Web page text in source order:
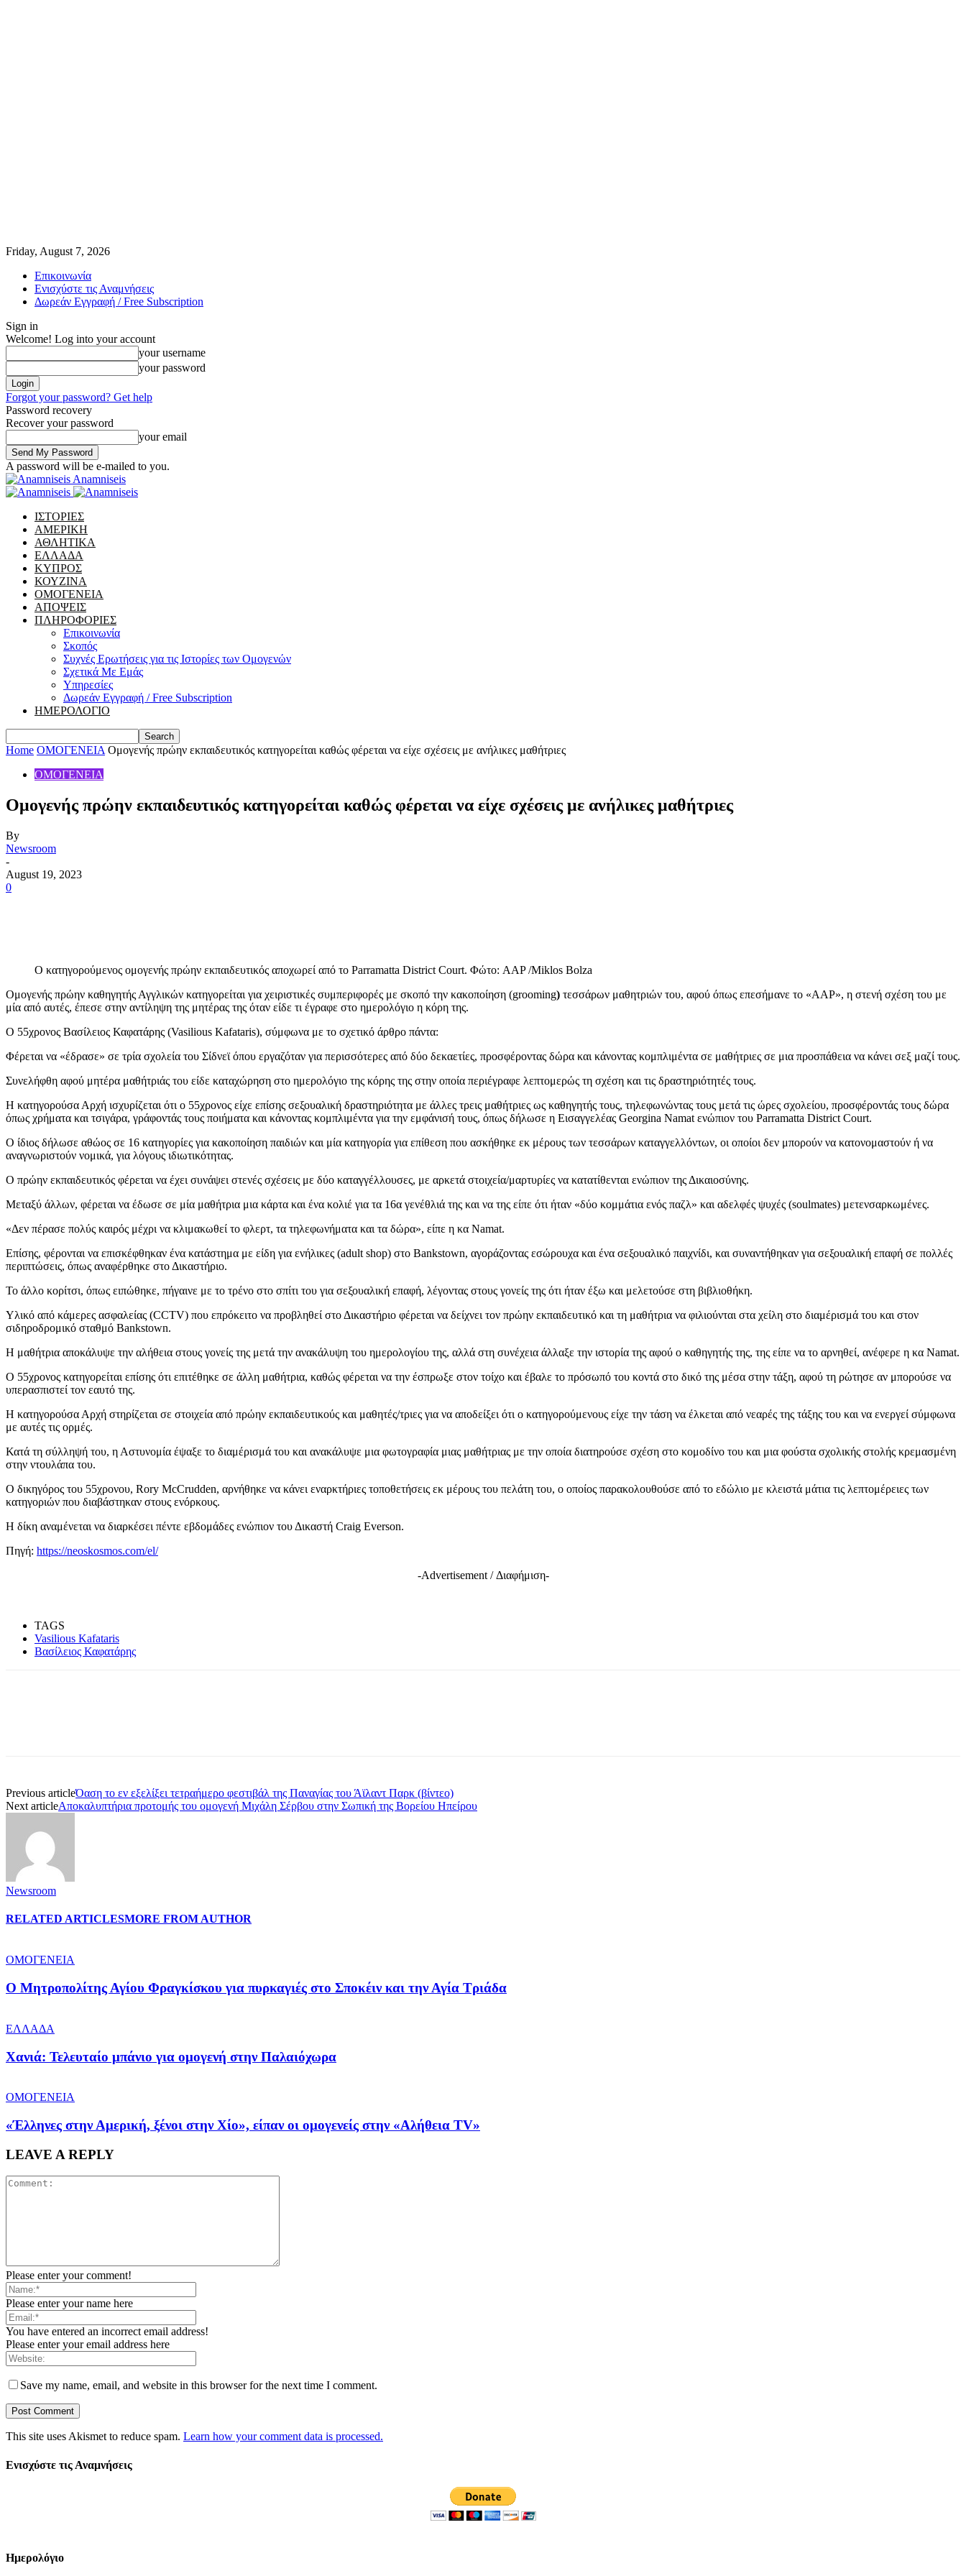
Friday, August 7, 2026
Επικοινωνία
Ενισχύστε τις Αναμνήσεις
Δωρεάν Εγγραφή / Free Subscription
Sign in
Welcome! Log into your account
your username
your password
Forgot your password? Get help
Password recovery
Recover your password
your email
A password will be e-mailed to you.
Anamniseis
ΙΣΤΟΡΙΕΣ
ΑΜΕΡΙΚΗ
ΑΘΛΗΤΙΚΑ
ΕΛΛΑΔΑ
ΚΥΠΡΟΣ
ΚΟΥΖΙΝΑ
ΟΜΟΓΕΝΕΙΑ
ΑΠΟΨΕΙΣ
ΠΛΗΡΟΦΟΡΙΕΣ
Επικοινωνία
Σκοπός
Συχνές Ερωτήσεις για τις Ιστορίες των Ομογενών
Σχετικά Με Εμάς
Υπηρεσίες
Δωρεάν Εγγραφή / Free Subscription
ΗΜΕΡΟΛΟΓΙΟ
Home ΟΜΟΓΕΝΕΙΑ Ομογενής πρώην εκπαιδευτικός κατηγορείται καθώς φέρεται να είχε σχέσεις με ανήλικες μαθήτριες
ΟΜΟΓΕΝΕΙΑ
Ομογενής πρώην εκπαιδευτικός κατηγορείται καθώς φέρεται να είχε σχέσεις με ανήλικες μαθήτριες
By
Newsroom
-
August 19, 2023
0
Ο κατηγορούμενος ομογενής πρώην εκπαιδευτικός αποχωρεί από το Parramatta District Court. Φώτο: AAP /Miklos Bolza
Ομογενής πρώην καθηγητής Αγγλικών κατηγορείται για χειριστικές συμπεριφορές με σκοπό την κακοποίηση (grooming) τεσσάρων μαθητριών του, αφού όπως επεσήμανε το «AAP», η στενή σχέση του με
μία από αυτές, έπεσε στην αντίληψη της μητέρας της όταν είδε τι έγραφε στο ημερολόγιο η κόρη της.
Ο 55χρονος Βασίλειος Καφατάρης (Vasilious Kafataris), σύμφωνα με το σχετικό άρθρο πάντα:
Φέρεται να «έδρασε» σε τρία σχολεία του Σίδνεϊ όπου εργαζόταν για περισσότερες από δύο δεκαετίες, προσφέροντας δώρα και κάνοντας κομπλιμέντα σε μαθήτριες σε μια προσπάθεια να κάνει σεξ μαζί τους.
Συνελήφθη αφού μητέρα μαθήτριάς του είδε καταχώρηση στο ημερολόγιο της κόρης της στην οποία περιέγραφε λεπτομερώς τη σχέση και τις δραστηριότητές τους.
Η κατηγορούσα Αρχή ισχυρίζεται ότι ο 55χρονος είχε επίσης σεξουαλική δραστηριότητα με άλλες τρεις μαθήτριες ως καθηγητής τους, τηλεφωνώντας τους μετά τις ώρες σχολείου, προσφέροντάς τους δώρα
όπως χρήματα και τσιγάρα, γράφοντάς τους ποιήματα και κάνοντας κομπλιμέντα για την εμφάνισή τους, όπως δήλωσε η Εισαγγελέας Georgina Namat ενώπιον του Parramatta District Court.
Ο ίδιος δήλωσε αθώος σε 16 κατηγορίες για κακοποίηση παιδιών και μία κατηγορία για επίθεση που ασκήθηκε εκ μέρους των τεσσάρων καταγγελλόντων, οι οποίοι δεν μπορούν να κατονομαστούν ή να
αναγνωριστούν νομικά, για λόγους ιδιωτικότητας.
Ο πρώην εκπαιδευτικός φέρεται να έχει συνάψει στενές σχέσεις με δύο καταγγέλλουσες, με αρκετά στοιχεία/μαρτυρίες να κατατίθενται ενώπιον της Δικαιοσύνης.
Μεταξύ άλλων, φέρεται να έδωσε σε μία μαθήτρια μια κάρτα και ένα κολιέ για τα 16α γενέθλιά της και να της είπε ότι ήταν «δύο κομμάτια ενός παζλ» και αδελφές ψυχές (soulmates) μετενσαρκωμένες.
«Δεν πέρασε πολύς καιρός μέχρι να κλιμακωθεί το φλερτ, τα τηλεφωνήματα και τα δώρα», είπε η κα Namat.
Επίσης, φέρονται να επισκέφθηκαν ένα κατάστημα με είδη για ενήλικες (adult shop) στο Bankstown, αγοράζοντας εσώρουχα και ένα σεξουαλικό παιχνίδι, και συναντήθηκαν για σεξουαλική επαφή σε πολλές
περιπτώσεις, όπως αναφέρθηκε στο Δικαστήριο.
Το άλλο κορίτσι, όπως ειπώθηκε, πήγαινε με το τρένο στο σπίτι του για σεξουαλική επαφή, λέγοντας στους γονείς της ότι ήταν έξω και μελετούσε στη βιβλιοθήκη.
Υλικό από κάμερες ασφαλείας (CCTV) που επρόκειτο να προβληθεί στο Δικαστήριο φέρεται να δείχνει τον πρώην εκπαιδευτικό και τη μαθήτρια να φιλιούνται στα χείλη στο διαμέρισμά του και στον
σιδηροδρομικό σταθμό Bankstown.
Η μαθήτρια αποκάλυψε την αλήθεια στους γονείς της μετά την ανακάλυψη του ημερολογίου της, αλλά στη συνέχεια άλλαξε την ιστορία της αφού ο καθηγητής της, της είπε να το αρνηθεί, ανέφερε η κα Namat.
Ο 55χρονος κατηγορείται επίσης ότι επιτέθηκε σε άλλη μαθήτρια, καθώς φέρεται να την έσπρωξε στον τοίχο και έβαλε το πρόσωπό του κοντά στο δικό της μέσα στην τάξη, αφού τη ρώτησε αν μπορούσε να
υπερασπιστεί τον εαυτό της.
Η κατηγορούσα Αρχή στηρίζεται σε στοιχεία από πρώην εκπαιδευτικούς και μαθητές/τριες για να αποδείξει ότι ο κατηγορούμενους είχε την τάση να έλκεται από νεαρές της τάξης του και να ενεργεί σύμφωνα
με αυτές τις ορμές.
Κατά τη σύλληψή του, η Αστυνομία έψαξε το διαμέρισμά του και ανακάλυψε μια φωτογραφία μιας μαθήτριας με την οποία διατηρούσε σχέση στο κομοδίνο του και μια φούστα σχολικής στολής κρεμασμένη
στην ντουλάπα του.
Ο δικηγόρος του 55χρονου, Rory McCrudden, αρνήθηκε να κάνει εναρκτήριες τοποθετήσεις εκ μέρους του πελάτη του, ο οποίος παρακολουθούσε από το εδώλιο με κλειστά μάτια τις λεπτομέρειες των
κατηγοριών που διαβάστηκαν στους ενόρκους.
Η δίκη αναμένεται να διαρκέσει πέντε εβδομάδες ενώπιον του Δικαστή Craig Everson.
Πηγή: https://neoskosmos.com/el/
-Advertisement / Διαφήμιση-
TAGS
Vasilious Kafataris
Βασίλειος Καφατάρης
Previous articleΌαση το εν εξελίξει τετραήμερο φεστιβάλ της Παναγίας του Άϊλαντ Παρκ (βίντεο)
Next articleΑποκαλυπτήρια προτομής του ομογενή Μιχάλη Σέρβου στην Σωπική της Βορείου Ηπείρου
Newsroom
RELATED ARTICLESMORE FROM AUTHOR
ΟΜΟΓΕΝΕΙΑ
Ο Μητροπολίτης Αγίου Φραγκίσκου για πυρκαγιές στο Σποκέιν και την Αγία Τριάδα
ΕΛΛΑΔΑ
Χανιά: Τελευταίο μπάνιο για ομογενή στην Παλαιόχωρα
ΟΜΟΓΕΝΕΙΑ
«Έλληνες στην Αμερική, ξένοι στην Χίο», είπαν οι ομογενείς στην «Αλήθεια ΤV»
LEAVE A REPLY
Please enter your comment!
Please enter your name here
You have entered an incorrect email address!
Please enter your email address here
Save my name, email, and website in this browser for the next time I comment.
This site uses Akismet to reduce spam. Learn how your comment data is processed.
Ενισχύστε τις Αναμνήσεις
Ημερολόγιο